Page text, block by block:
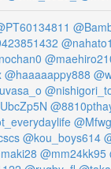
@haaaaappy888
@kou_boys614
@mm24kk95